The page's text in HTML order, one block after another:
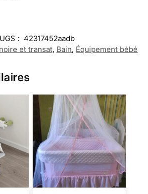
UGS : 42317452aadb
et transat, Bain, Équipement bébé